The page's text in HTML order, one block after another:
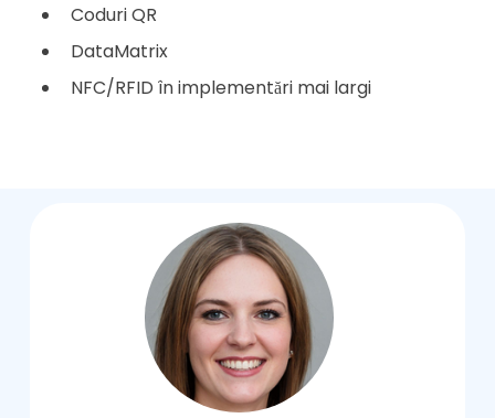
Coduri QR
DataMatrix
NFC/RFID în implementări mai largi